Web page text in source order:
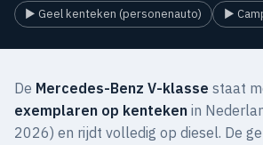
▶ Geel kenteken (personenauto) ▶
De Mercedes-Benz V-klasse staat
exemplaren op kenteken in
2026) en rijdt volledig op diesel. De